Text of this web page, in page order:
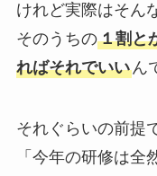
けれど実際はそん
そのうちの１割と
ればそれでいいん
それぐらいの前提
「今年の研修は